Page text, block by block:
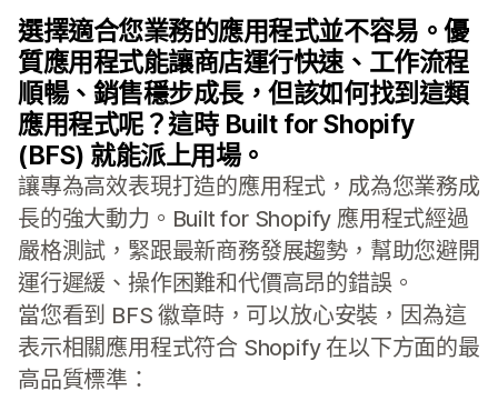
選擇適合您業務的應用程式並不容易。優
質應用程式能讓商店運行快速、工作流程
順暢、銷售穩步成長，但該如何找到這類
應用程式呢？這時 Built for Shopify
(BFS) 就能派上用場。
讓專為高效表現打造的應用程式，成為您業務成
長的強大動力。Built for Shopify 應用程式經過
嚴格測試，緊跟最新商務發展趨勢，幫助您避開
運行遲緩、操作困難和代價高昂的錯誤。
當您看到 BFS 徽章時，可以放心安裝，因為這
表示相關應用程式符合 Shopify 在以下方面的最
高品質標準：